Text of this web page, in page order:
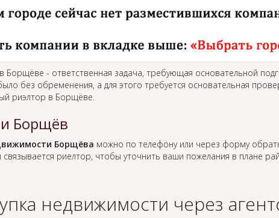
Борщёве - ответственная задача, требующая основательной
без обременения, а для этого требуется основательная
риэлтор в Борщёве.
Борщёв
Борщёва можно по телефону или через форму
связывается риелтор, чтобы уточнить ваши пожелания в плане
недвижимости через